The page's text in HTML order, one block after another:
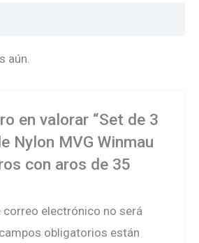
aún.
en valorar “Set de 3
Nylon MVG Winmau
con aros de 35
correo electrónico no será
obligatorios están